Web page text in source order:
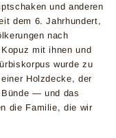
und anderen
dem 6. Jahrhundert,
nach
mit ihnen und
wurde zu
Holzdecke, der
Bünde — und das
die Familie, die wir